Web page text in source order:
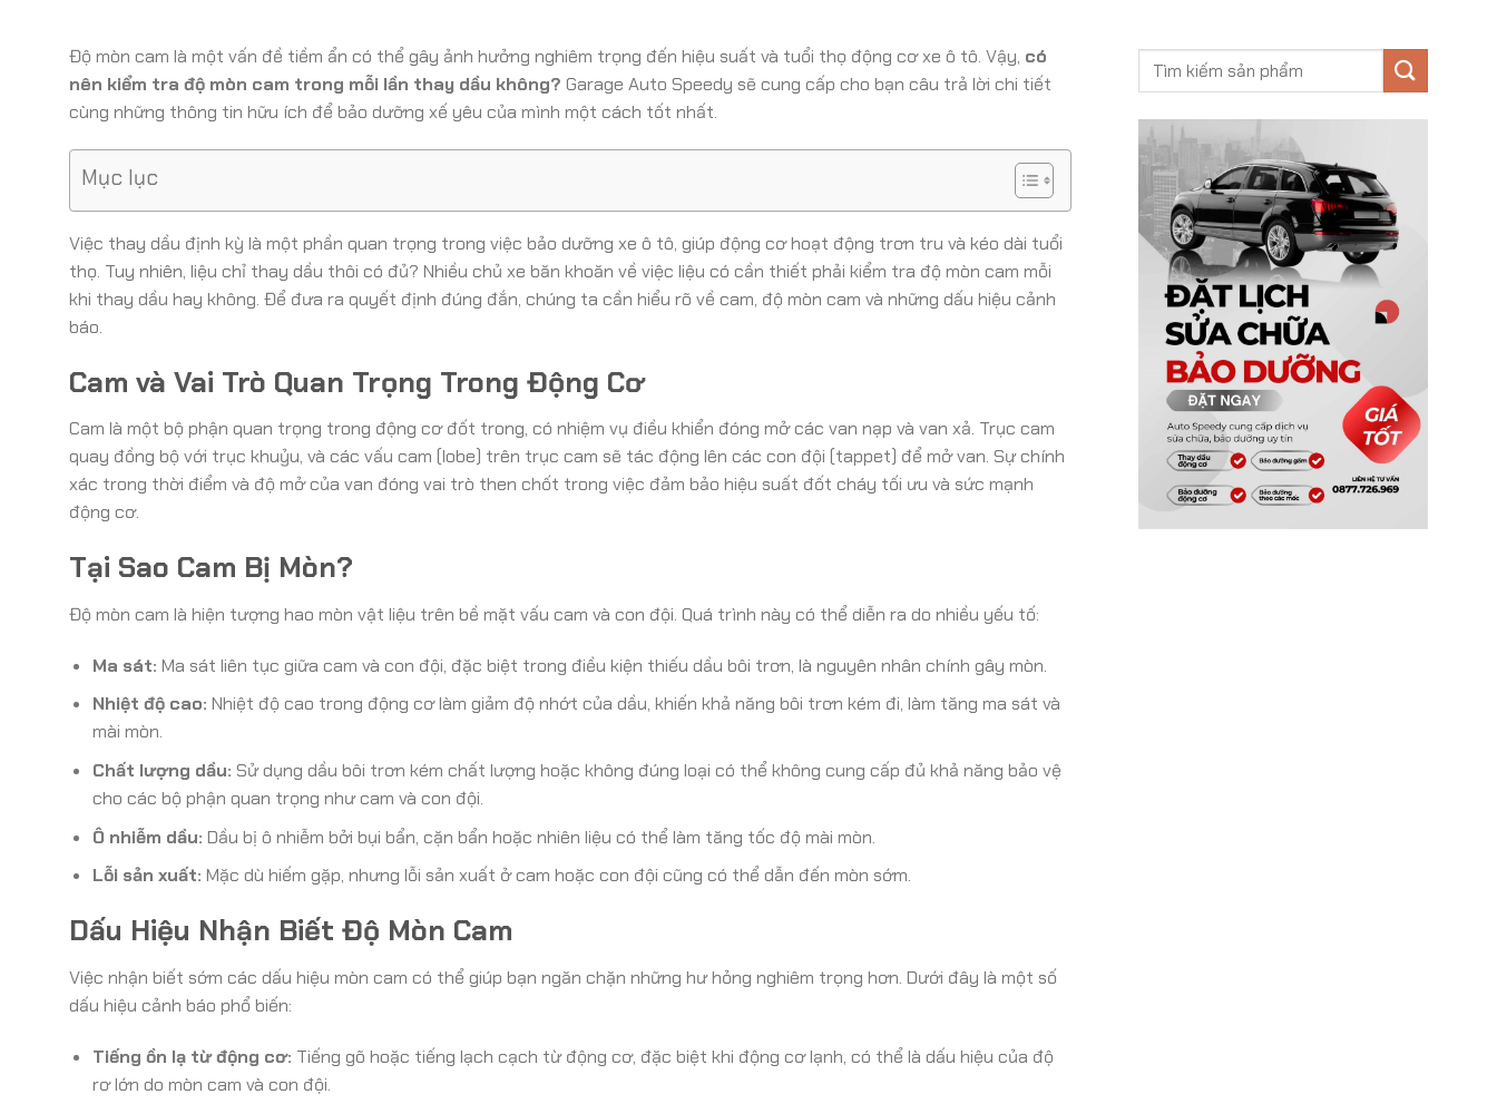
Độ mòn cam là một vấn đề tiềm ẩn có thể gây ảnh hưởng nghiêm trọng đến hiệu suất và tuổi thọ động cơ xe ô tô. Vậy, có
nên kiểm tra độ mòn cam trong mỗi lần thay dầu không? Garage Auto Speedy sẽ cung cấp cho bạn câu trả lời chi tiết
cùng những thông tin hữu ích để bảo dưỡng xế yêu của mình một cách tốt nhất.
Mục lục
Việc thay dầu định kỳ là một phần quan trọng trong việc bảo dưỡng xe ô tô, giúp động cơ hoạt động trơn tru và kéo dài tuổi
thọ. Tuy nhiên, liệu chỉ thay dầu thôi có đủ? Nhiều chủ xe băn khoăn về việc liệu có cần thiết phải kiểm tra độ mòn cam mỗi
khi thay dầu hay không. Để đưa ra quyết định đúng đắn, chúng ta cần hiểu rõ về cam, độ mòn cam và những dấu hiệu cảnh
báo.
Cam và Vai Trò Quan Trọng Trong Động Cơ
Cam là một bộ phận quan trọng trong động cơ đốt trong, có nhiệm vụ điều khiển đóng mở các van nạp và van xả. Trục cam
quay đồng bộ với trục khuỷu, và các vấu cam (lobe) trên trục cam sẽ tác động lên các con đội (tappet) để mở van. Sự chính
xác trong thời điểm và độ mở của van đóng vai trò then chốt trong việc đảm bảo hiệu suất đốt cháy tối ưu và sức mạnh
động cơ.
Tại Sao Cam Bị Mòn?
Độ mòn cam là hiện tượng hao mòn vật liệu trên bề mặt vấu cam và con đội. Quá trình này có thể diễn ra do nhiều yếu tố:
Ma sát: Ma sát liên tục giữa cam và con đội, đặc biệt trong điều kiện thiếu dầu bôi trơn, là nguyên nhân chính gây mòn.
Nhiệt độ cao: Nhiệt độ cao trong động cơ làm giảm độ nhớt của dầu, khiến khả năng bôi trơn kém đi, làm tăng ma sát và
mài mòn.
Chất lượng dầu: Sử dụng dầu bôi trơn kém chất lượng hoặc không đúng loại có thể không cung cấp đủ khả năng bảo vệ
cho các bộ phận quan trọng như cam và con đội.
Ô nhiễm dầu: Dầu bị ô nhiễm bởi bụi bẩn, cặn bẩn hoặc nhiên liệu có thể làm tăng tốc độ mài mòn.
Lỗi sản xuất: Mặc dù hiếm gặp, nhưng lỗi sản xuất ở cam hoặc con đội cũng có thể dẫn đến mòn sớm.
Dấu Hiệu Nhận Biết Độ Mòn Cam
Việc nhận biết sớm các dấu hiệu mòn cam có thể giúp bạn ngăn chặn những hư hỏng nghiêm trọng hơn. Dưới đây là một số
dấu hiệu cảnh báo phổ biến:
Tiếng ồn lạ từ động cơ: Tiếng gõ hoặc tiếng lạch cạch từ động cơ, đặc biệt khi động cơ lạnh, có thể là dấu hiệu của độ
rơ lớn do mòn cam và con đội.